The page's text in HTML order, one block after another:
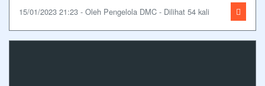
15/01/2023 21:23 - Oleh Pengelola DMC - Dilihat 54 kali